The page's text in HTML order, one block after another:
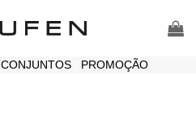
CONJUNTOS| PROMOÇÃO